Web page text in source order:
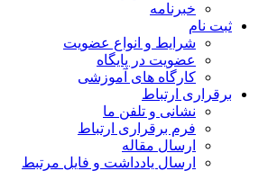
خبرنامه
ثبت نام
شرایط و انواع عضویت
عضویت در پایگاه
کارگاه های آموزشی
برقراری ارتباط
نشانی و تلفن ما
فرم برقراری ارتباط
ارسال مقاله
ارسال یادداشت و فایل مرتبط